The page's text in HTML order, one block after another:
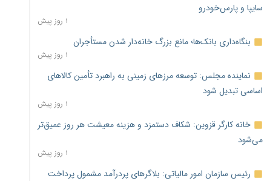
سایپا و پارس‌خودرو
۱ روز پیش
بنگاه‌داری بانک‌ها؛ مانع بزرگ خانه‌دار شدن مستأجران
۱ روز پیش
نماینده مجلس: توسعه مرزهای زمینی به راهبرد تأمین کالاهای
اساسی تبدیل شود
۱ روز پیش
خانه کارگر قزوین: شکاف دستمزد و هزینه معیشت هر روز عمیق‌تر
می‌شود
۱ روز پیش
رئیس سازمان امور مالیاتی: بلاگرهای پردرآمد مشمول پرداخت